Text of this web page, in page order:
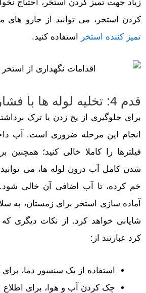
زیاد جهت تمیز کردن استخر، احتیاج
کردن استخر، می توانید از جارو
تمیز کننده استخر
استفاده کنید.
قدم 4: تخلیه لوله ها با فشار هوا
برای جلوگیری از یخ زدن یا ترک
انجام این مرحله ضروری است. آب
فیلترها را کاملا خالی کنید؛ همچنین
شدن کامل آب درون لوله ها، می
خم کرده، تا آب اضافی آن خالی شود.
آماده سازی استخر برای زمستان، به
شایانی خواهد کرد. از نکات دیگری که
کرد عبارتند از:
استفاده از یک سنسور دما،
چک کردن آب و هوا، برای اطلاع